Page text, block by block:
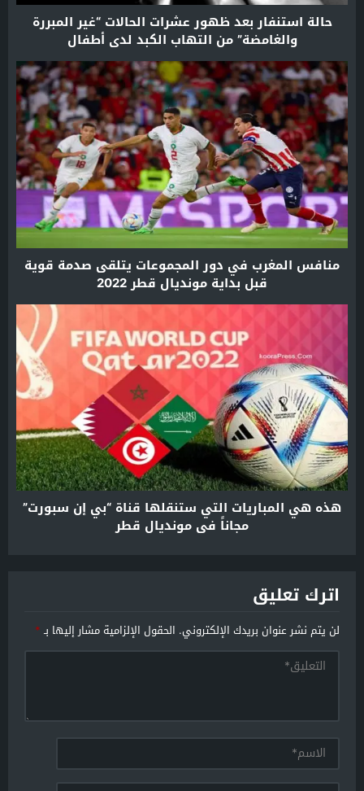
حالة استنفار بعد ظهور عشرات الحالات “غير المبررة
والغامضة” من التهاب الكبد لدى أطفال
منافس المغرب في دور المجموعات يتلقى صدمة قوية
قبل بداية مونديال قطر 2022
هذه هي المباريات التي ستنقلها قناة “بي إن سبورت”
مجاناً في مونديال قطر
اترك تعليق
لن يتم نشر عنوان بريدك الإلكتروني. الحقول الإلزامية مشار إليها بـ*